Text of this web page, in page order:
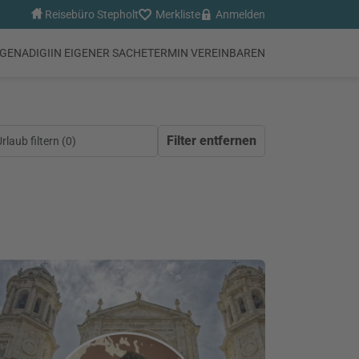
Reisebüro Stepholt Merkliste Anmelden
ADIGIIN EIGENER SACHETERMIN VEREINBAREN
filtern (0) Filter entfernen